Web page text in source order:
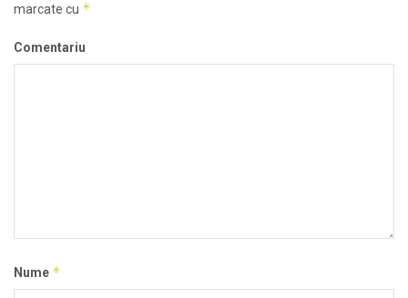
marcate cu *
Comentariu
Nume *